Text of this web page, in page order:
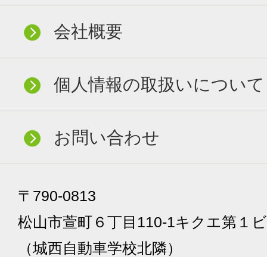
会社概要
個人情報の取扱いについて
お問い合わせ
〒790-0813
松山市萱町６丁目110-1キクエ第１
（城西自動車学校北隣）